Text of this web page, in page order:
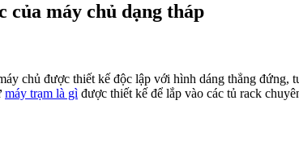
của máy chủ dạng tháp
chủ được thiết kế độc lập với hình dáng thẳng
máy trạm là gì được thiết kế để lắp vào các tủ rack